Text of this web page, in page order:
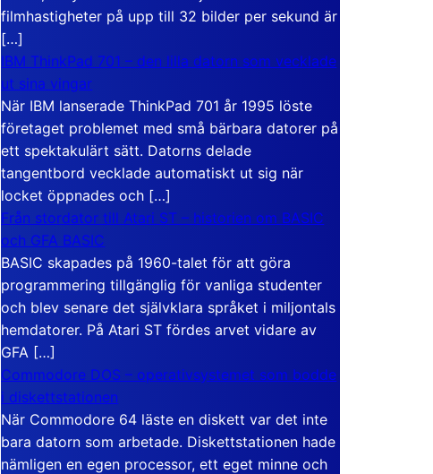
filmhastigheter på upp till 32 bilder per sekund är
[…]
IBM ThinkPad 701 – den lilla datorn som vecklade
ut sina vingar
När IBM lanserade ThinkPad 701 år 1995 löste
företaget problemet med små bärbara datorer på
ett spektakulärt sätt. Datorns delade
tangentbord vecklade automatiskt ut sig när
locket öppnades och […]
Från stordator till Atari ST – historien om BASIC
och GFA BASIC
BASIC skapades på 1960-talet för att göra
programmering tillgänglig för vanliga studenter
och blev senare det självklara språket i miljontals
hemdatorer. På Atari ST fördes arvet vidare av
GFA […]
Commodore DOS – operativsystemet som bodde
i diskettstationen
När Commodore 64 läste en diskett var det inte
bara datorn som arbetade. Diskettstationen hade
nämligen en egen processor, ett eget minne och